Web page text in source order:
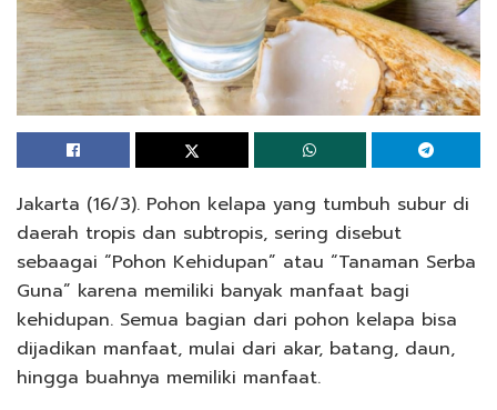
Jakarta (16/3). Pohon kelapa yang tumbuh subur di
daerah tropis dan subtropis, sering disebut
sebaagai “Pohon Kehidupan” atau “Tanaman Serba
Guna” karena memiliki banyak manfaat bagi
kehidupan. Semua bagian dari pohon kelapa bisa
dijadikan manfaat, mulai dari akar, batang, daun,
hingga buahnya memiliki manfaat.